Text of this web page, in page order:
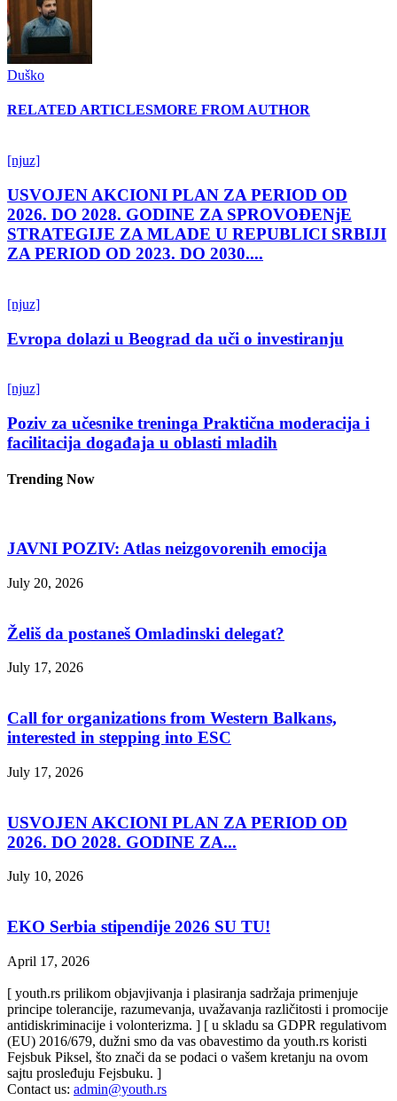
Duško
RELATED ARTICLESMORE FROM AUTHOR
[njuz]
USVOJEN AKCIONI PLAN ZA PERIOD OD
2026. DO 2028. GODINE ZA SPROVOĐENjE
STRATEGIJE ZA MLADE U REPUBLICI SRBIJI
ZA PERIOD OD 2023. DO 2030....
[njuz]
Evropa dolazi u Beograd da uči o investiranju
[njuz]
Poziv za učesnike treninga Praktična moderacija i
facilitacija događaja u oblasti mladih
Trending Now
JAVNI POZIV: Atlas neizgovorenih emocija
July 20, 2026
Želiš da postaneš Omladinski delegat?
July 17, 2026
Call for organizations from Western Balkans,
interested in stepping into ESC
July 17, 2026
USVOJEN AKCIONI PLAN ZA PERIOD OD
2026. DO 2028. GODINE ZA...
July 10, 2026
EKO Serbia stipendije 2026 SU TU!
April 17, 2026
[ youth.rs prilikom objavjivanja i plasiranja sadržaja primenjuje
principe tolerancije, razumevanja, uvažavanja različitosti i promocije
antidiskriminacije i volonterizma. ] [ u skladu sa GDPR regulativom
(EU) 2016/679, dužni smo da vas obavestimo da youth.rs koristi
Fejsbuk Piksel, što znači da se podaci o vašem kretanju na ovom
sajtu prosleđuju Fejsbuku. ]
Contact us: admin@youth.rs